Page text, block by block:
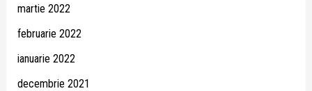
martie 2022
februarie 2022
ianuarie 2022
decembrie 2021